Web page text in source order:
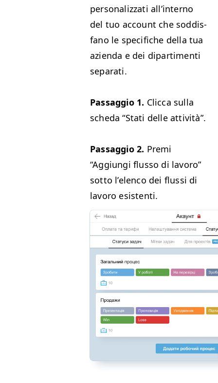
per­son­al­iz­za­ti all’in­ter­no
del tuo account che sod­dis­
fano le speci­fiche del­la tua
azien­da e dei dipar­ti­men­ti
separati.
Pas­sag­gio 1. Clic­ca sul­la
sche­da“Sta­ti delle attività”.
Pas­sag­gio 2. Pre­mi
“Aggiun­gi flus­so di lavoro”
sot­to l’e­len­co dei flus­si di
lavoro esistenti.